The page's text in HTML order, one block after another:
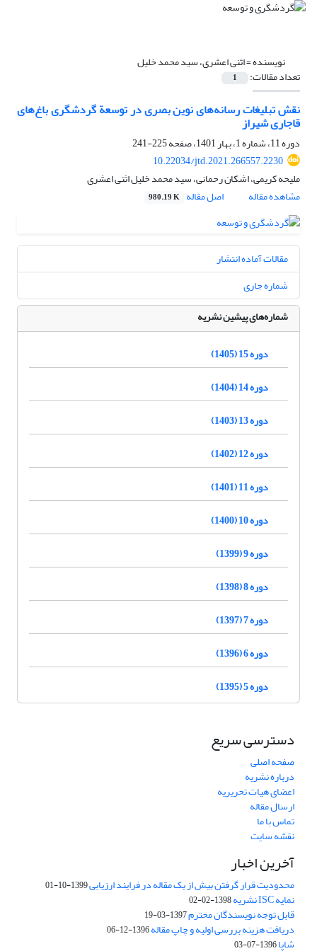
نویسنده =اثنی اعشری، سید محمد خلیل
تعداد مقالات: 1
نقش تبلیغات رسانه‌های نوین بصری در توسعة گردشگری باغ‌های
قاجاری شیراز
دوره 11، شماره 1، بهار 1401، صفحه
225-241
10.22034/jtd.2021.266557.2230
ملیحه کریمی، اشکان رحمانی، سید محمد خلیل اثنی اعشری
مشاهده مقاله
اصل مقاله 980.19 K
مقالات آماده انتشار
شماره جاری
شماره‌های پیشین نشریه
دوره 15 (1405)
دوره 14 (1404)
دوره 13 (1403)
دوره 12 (1402)
دوره 11 (1401)
دوره 10 (1400)
دوره 9 (1399)
دوره 8 (1398)
دوره 7 (1397)
دوره 6 (1396)
دوره 5 (1395)
دسترسی سریع
صفحه اصلی
درباره نشریه
اعضای هیات تحریریه
ارسال مقاله
تماس با ما
نقشه سایت
آخرین اخبار
محدودیت قرار گرفتن بیش از یک مقاله در فرایند ارزیابی1399-10-01
نمایه ISC نشریه 1398-02-02
قابل توجه نویسندگان محترم1397-03-19
دریافت هزینه بررسی اولیه و چاپ مقاله1396-12-06
شاپا1396-07-03